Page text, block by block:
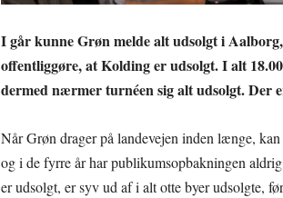
I går kunne Grøn melde alt udsolgt i
offentliggøre, at Kolding er udsolgt. I alt
dermed nærmer turnéen sig alt udsolgt. Der
Når Grøn drager på landevejen inden længe,
og i de fyrre år har publikumsopbakningen
er udsolgt, er syv ud af i alt otte byer udsolgte,